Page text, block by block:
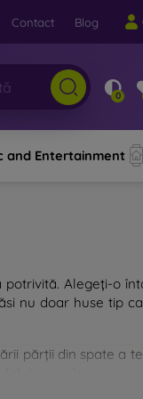
Contact Blog
0
and Entertainment
Alegeți-o
nu doar huse tip
părții din spate a